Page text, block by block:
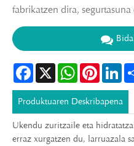
fabrikatzen dira,
Facebook
X WhatsAppPinterest
Produktuaren Deskribapena
Ukendu zuritzaile eta
erraz xurgatzen du, larruazala